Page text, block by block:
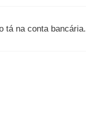
tá na conta bancária.